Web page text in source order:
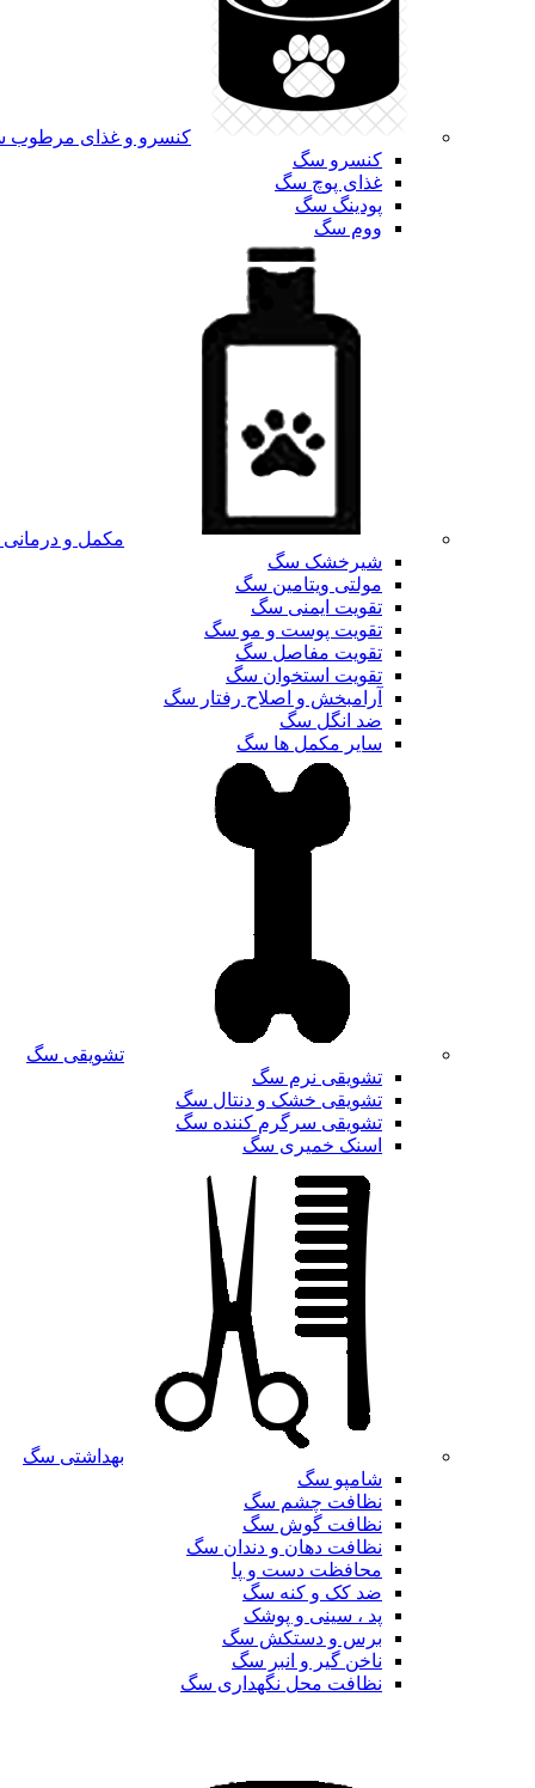
کنسرو و غذای
کنسرو سگ
غذای پوچ سگ
پودینگ سگ
ووم سگ
مکمل و
شیرخشک سگ
مولتی ویتامین سگ
تقویت ایمنی سگ
تقویت پوست و مو سگ
تقویت مفاصل سگ
تقویت استخوان سگ
آرامبخش و اصلاح رفتار سگ
ضد انگل سگ
سایر مکمل ها سگ
تشویقی سگ
تشویقی نرم سگ
تشویقی خشک و دنتال سگ
تشویقی سرگرم کننده سگ
اسنک خمیری سگ
بهداشتی سگ
شامپو سگ
نظافت چشم سگ
نظافت گوش سگ
نظافت دهان و دندان سگ
محافظت دست و پا
ضد کک و کنه سگ
پد ، سینی و پوشک
برس و دستکش سگ
ناخن گیر و انبر سگ
نظافت محل نگهداری سگ